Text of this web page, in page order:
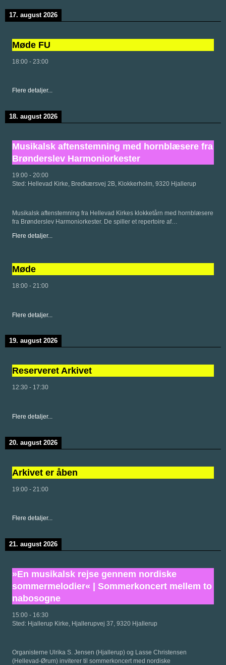
17. august 2026
Møde FU
18:00 - 23:00
Flere detaljer...
18. august 2026
Musikalsk aftenstemning med hornblæsere fra
Brønderslev Harmoniorkester
19:00 - 20:00
Sted: Hellevad Kirke, Bredkærsvej 2B, Klokkerholm, 9320 Hjallerup
Musikalsk aftenstemning fra Hellevad Kirkes klokketårn med hornblæsere
fra Brønderslev Harmoniorkester. De spiller et repertoire af…
Flere detaljer...
Møde
18:00 - 21:00
Flere detaljer...
19. august 2026
Reserveret Arkivet
12:30 - 17:30
Flere detaljer...
20. august 2026
Arkivet er åben
19:00 - 21:00
Flere detaljer...
21. august 2026
»En musikalsk rejse gennem nordiske
sommermelodier« | Sommerkoncert mellem to
nabosogne
15:00 - 16:30
Sted: Hjallerup Kirke, Hjallerupvej 37, 9320 Hjallerup
Organisterne Ulrika S. Jensen (Hjallerup) og Lasse Christensen
(Hellevad-Ørum) inviterer til sommerkoncert med nordiske